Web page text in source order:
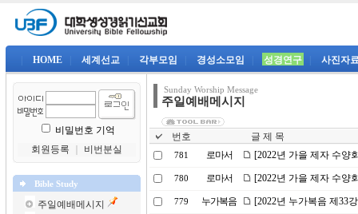
HOME 세계선교 각부모임 경성소모임 성경연구 사진자
비밀번호 기억
회원등록
비번분실
Bible Study
주일예배메시지
Sunday Worship Message
주일예배메시지
번호 글 제 목
781 로마서 [2022년 가을 제자 수양
780 로마서 [2022년 가을 제자 수양
779 누가복음 [2022년 누가복음 제33